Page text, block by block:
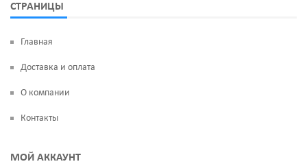
СТРАНИЦЫ
Главная
Доставка и оплата
О компании
Контакты
МОЙ АККАУНТ